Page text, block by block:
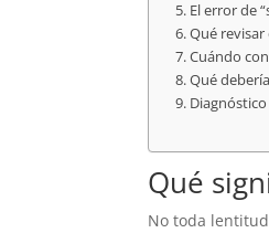
El error de
Qué
Cuándo
Qué
Qué
No toda